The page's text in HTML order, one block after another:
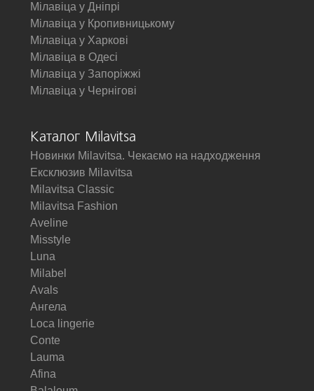
Мілавіца у Дніпрі
Мілавіца у Кропивницькому
Мілавіца у Харкові
Мілавіца в Одесі
Мілавіца у Запоріжжі
Мілавіца у Чернігові
Каталог Milavitsa
Новинки Milavitsa. Чекаємо на надходження
Ексклюзив Milavitsa
Milavitsa Classic
Milavitsa Fashion
Aveline
Misstyle
Luna
Milabel
Avals
Ангела
Loca lingerie
Conte
Lauma
Afina